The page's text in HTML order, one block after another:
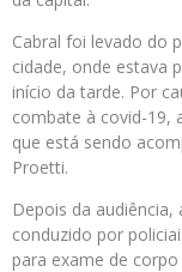
Cabral foi levado do
cidade, onde estava
início da tarde. Por
combate à covid-19,
que está sendo
Proetti.
Depois da
conduzido por
para exame de